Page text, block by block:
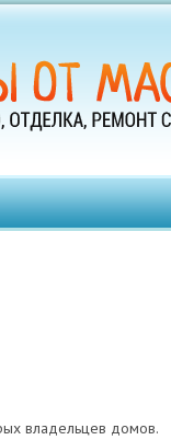
владельцев домов.